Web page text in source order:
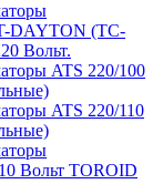
DAYTON (TC-
Вольт.
ATS 220/100
ATS 220/110
Вольт TOROID